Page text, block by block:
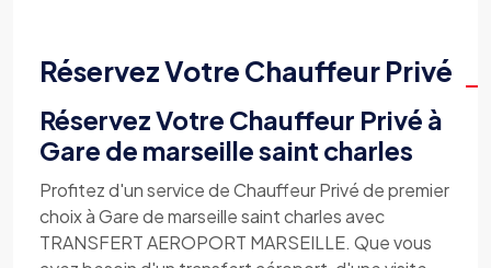
Réservez Votre Chauffeur Privé
Réservez Votre Chauffeur Privé à
Gare de marseille saint charles
Profitez d'un service de Chauffeur Privé de premier
choix à Gare de marseille saint charles avec
TRANSFERT AEROPORT MARSEILLE. Que vous